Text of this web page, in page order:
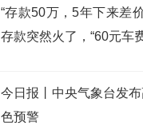
“存款50万，5年下来差
存款突然火了，“60元车
今日报丨中央气象台发
色预警